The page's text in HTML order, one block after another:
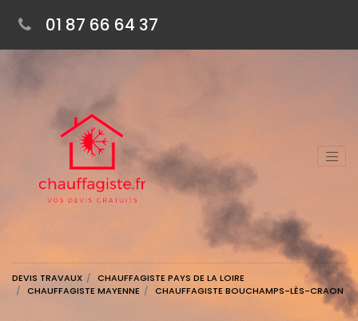
01 87 66 64 37
DEVIS TRAVAUX
CHAUFFAGISTE PAYS DE LA LOIRE
CHAUFFAGISTE MAYENNE
CHAUFFAGISTE BOUCHAMPS-LÈS-CRAON